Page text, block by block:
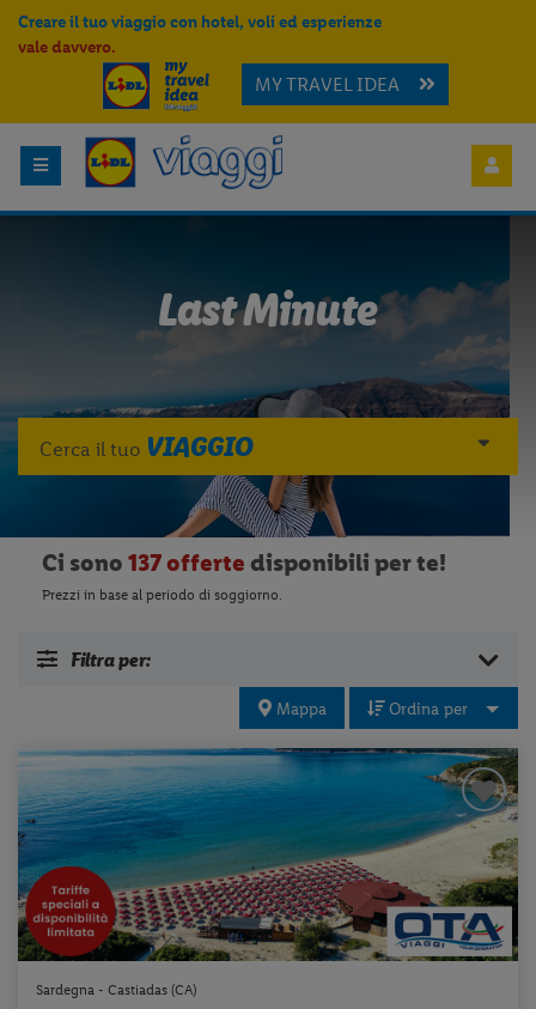
Creare il tuo viaggio con hotel, voli ed esperienze
vale davvero.
MY TRAVEL IDEA
Last Minute
Cerca il tuo VIAGGIO
Ci sono137 offerte disponibili per te!
Prezzi in base al periodo di soggiorno.
Filtra per:
Mappa Ordina per
Sardegna - Castiadas (CA)